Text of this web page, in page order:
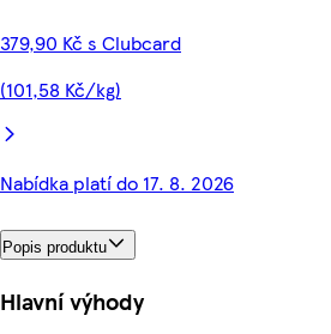
379,90 Kč s Clubcard
(101,58 Kč/kg)
Nabídka platí do 17. 8. 2026
Popis produktu
Hlavní výhody